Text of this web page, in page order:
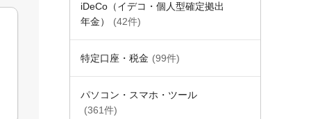
iDeCo（イデコ・個人型確定拠出
年金）
(42件)
特定口座・税金 (99件)
パソコン・スマホ・ツール
(361件)